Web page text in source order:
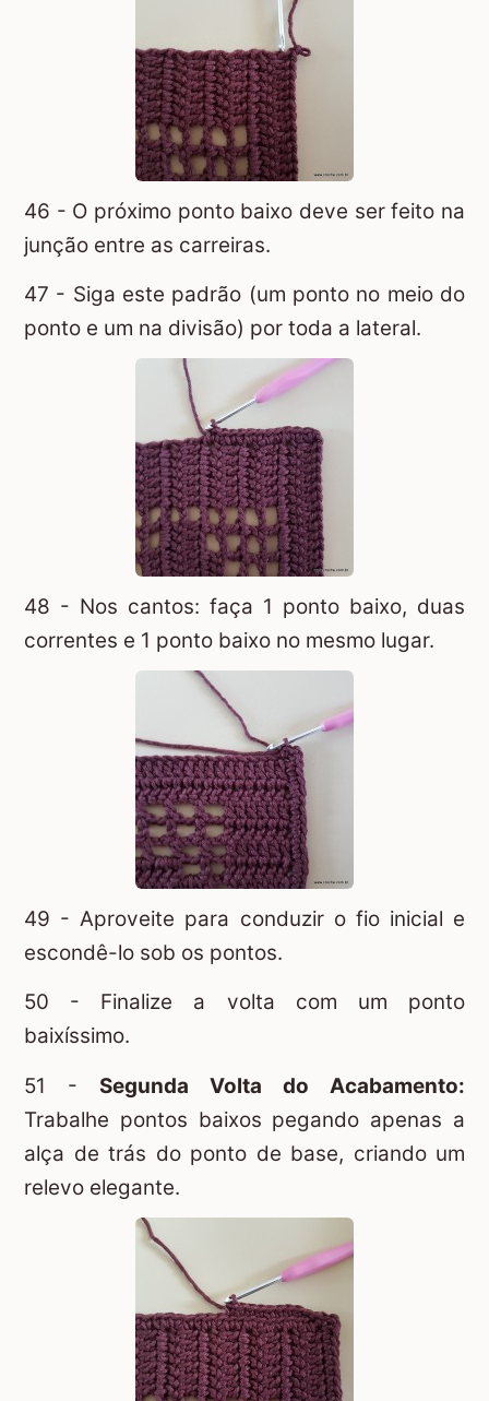
46 - O próximo ponto baixo deve ser feito na
junção entre as carreiras.
47 - Siga este padrão (um ponto no meio do
ponto e um na divisão) por toda a lateral.
48 - Nos cantos: faça 1 ponto baixo, duas
correntes e 1 ponto baixo no mesmo lugar.
49 - Aproveite para conduzir o fio inicial e
escondê-lo sob os pontos.
50 - Finalize a volta com um ponto
baixíssimo.
51 - Segunda Volta do Acabamento:
Trabalhe pontos baixos pegando apenas a
alça de trás do ponto de base, criando um
relevo elegante.